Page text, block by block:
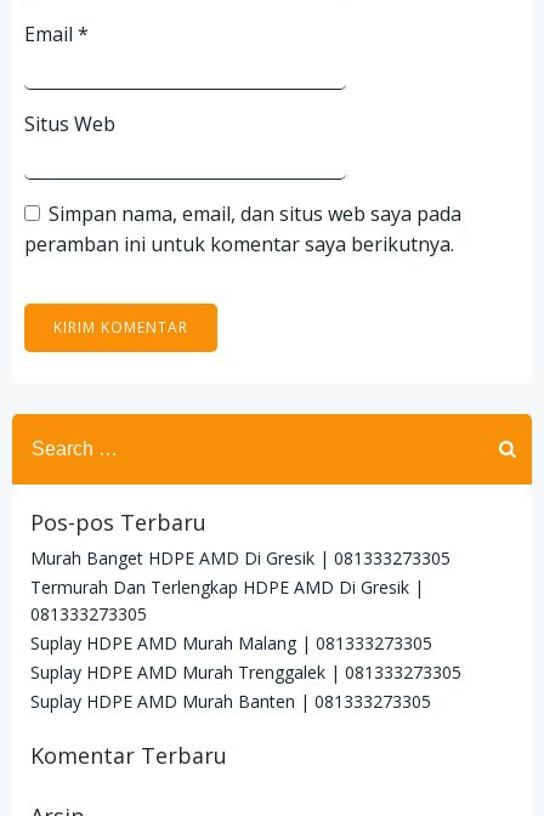
Email *
Situs Web
Simpan nama, email, dan situs web saya pada
peramban ini untuk komentar saya berikutnya.
Search
for:
Pos-pos Terbaru
Murah Banget HDPE AMD Di Gresik | 081333273305
Termurah Dan Terlengkap HDPE AMD Di Gresik |
081333273305
Suplay HDPE AMD Murah Malang | 081333273305
Suplay HDPE AMD Murah Trenggalek | 081333273305
Suplay HDPE AMD Murah Banten | 081333273305
Komentar Terbaru